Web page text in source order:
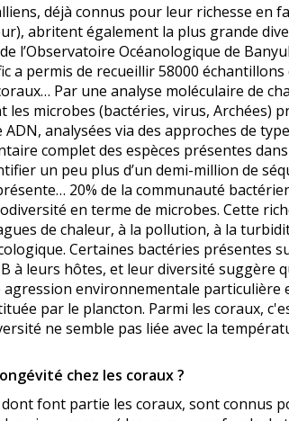
déjà connus pour leur richesse en
abritent également la plus grande
l’Observatoire Océanologique de
a permis de recueillir 58000
Par une analyse moléculaire de
les microbes (bactéries, virus, Archées)
ADN, analysées via des approches de
complet des espèces présentes
un peu plus d’un demi-million de
20% de la communauté
en terme de microbes. Cette
de chaleur, à la pollution, à la
Certaines bactéries présentes
à leurs hôtes, et leur diversité suggère
environnementale
par le plancton. Parmi les coraux,
ne semble pas liée avec la
chez les coraux ?
dont font partie les coraux, sont connus